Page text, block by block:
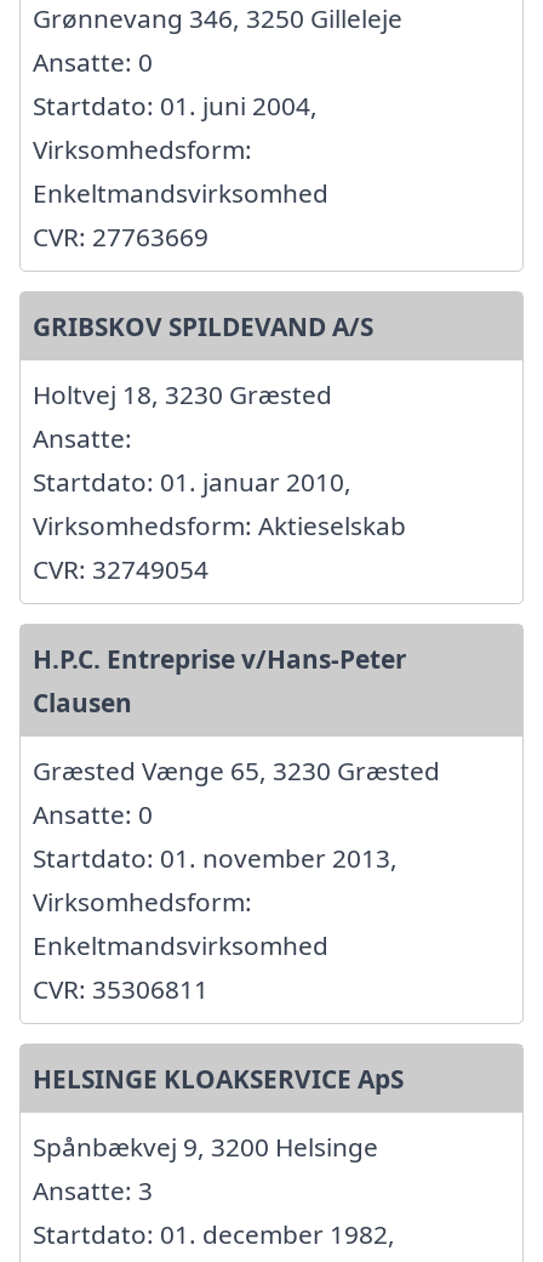
Grønnevang 346, 3250 Gilleleje
Ansatte: 0
Startdato: 01. juni 2004,
Virksomhedsform:
Enkeltmandsvirksomhed
CVR: 27763669
GRIBSKOV SPILDEVAND A/S
Holtvej 18, 3230 Græsted
Ansatte:
Startdato: 01. januar 2010,
Virksomhedsform: Aktieselskab
CVR: 32749054
H.P.C. Entreprise v/Hans-Peter
Clausen
Græsted Vænge 65, 3230 Græsted
Ansatte: 0
Startdato: 01. november 2013,
Virksomhedsform:
Enkeltmandsvirksomhed
CVR: 35306811
HELSINGE KLOAKSERVICE ApS
Spånbækvej 9, 3200 Helsinge
Ansatte: 3
Startdato: 01. december 1982,